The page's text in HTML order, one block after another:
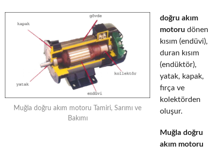
Muğla doğru akım motoru Tamiri, Sarımı ve
Bakımı
doğru akım
motoru dönen
kısım (endüvi),
duran kısım
(endüktör),
yatak, kapak,
fırça ve
kolektörden
oluşur.
Muğla doğru
akım motoru